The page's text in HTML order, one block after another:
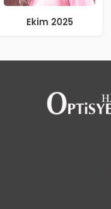
Ekim 2025